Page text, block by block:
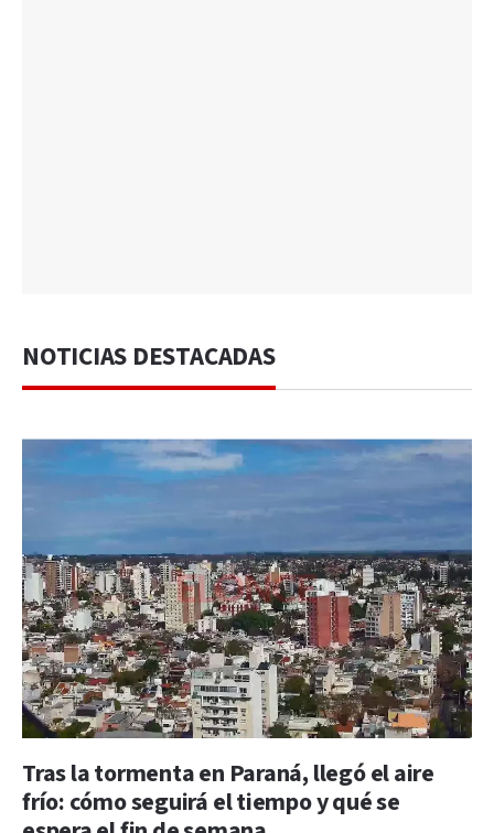
NOTICIAS DESTACADAS
Tras la tormenta en Paraná, llegó el aire
frío: cómo seguirá el tiempo y qué se